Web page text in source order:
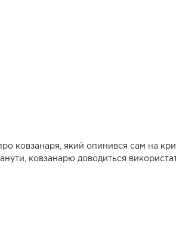
ковзанаря, який опинився сам на
ковзанарю доводиться